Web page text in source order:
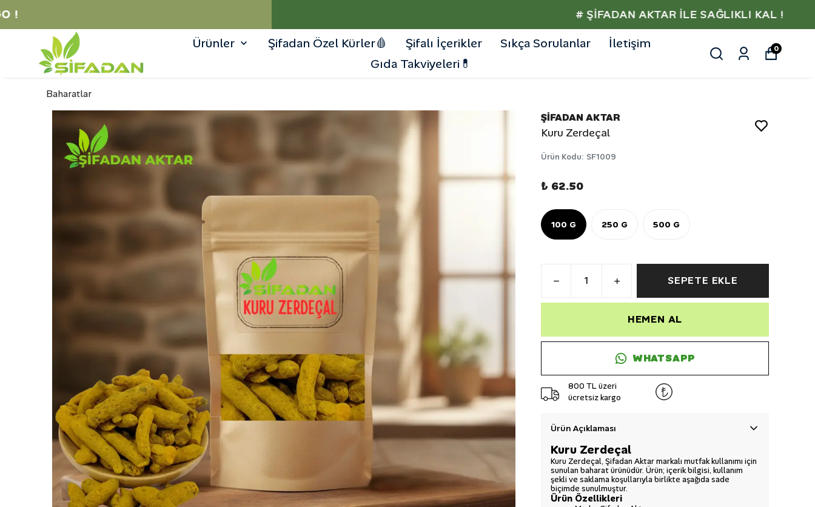
Ürünler Şifadan Özel Kürler🩸 Şifalı İçerikler Sıkça Sorulanlar
İletişim
Gıda Takviyeleri💊
0
Baharatlar
ŞİFADAN AKTAR
Kuru Zerdeçal
Ürün Kodu: SF1009
₺ 62.50
100 G 250 G 500 G
SEPETE EKLE
HEMEN AL
WHATSAPP
800 TL üzeri
ücretsiz kargo
Ürün Açıklaması
Kuru Zerdeçal
Kuru Zerdeçal, Şifadan Aktar markalı mutfak kullanımı için
sunulan baharat ürünüdür. Ürün; içerik bilgisi, kullanım
şekli ve saklama koşullarıyla birlikte aşağıda sade
biçimde sunulmuştur.
Ürün Özellikleri